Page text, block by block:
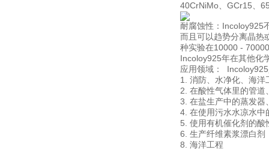
40CrNiMo、GCr15、
耐腐蚀性：Incoloy925
而且可以趋势分离晶热
种实验在10000 -
Incoloy925年在其他化
应用领域：
1. 消防、水净化、海
2. 在酸性气体里的管
3. 在盐生产中的蒸发
4. 在使用污水水凉水
5. 使用有机催化剂的
6. 生产纤维素浆漂白剂
8. 海洋工程